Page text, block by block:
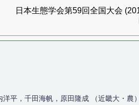
日本生態学会第59回全国大会
平，千田海帆，原田隆成 （近畿大・農）